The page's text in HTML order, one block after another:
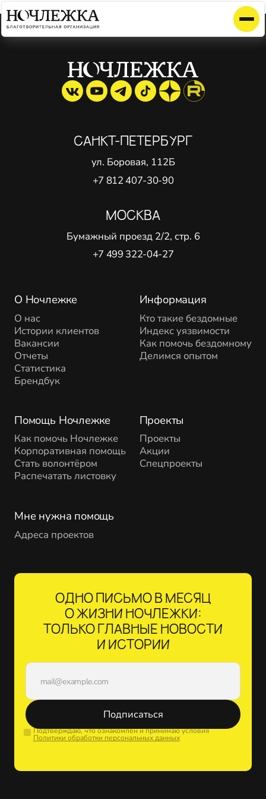
Элемент не найден!
О Ночлежке
О нас
Истории клиентов
Вакансии
Отчеты
Статистика
Брендбук
Помощь Ночлежке
Как помочь Ночлежке
Корпоративная помощь
Стать волонтёром
Распечатать листовку
Проекты
Проекты
Акции
Спецпроекты
Информация
Кто такие бездомные
Индекс уязвимости
Как помочь бездомному
Делимся опытом
Мне нужна помощь
Адреса проектов
САНКТ-ПЕТЕРБУРГ
ул. Боровая, 112Б
+7 812 407-30-90
МОСКВА
Бумажный проезд 2/2, стр. 6
+7 499 322-04-27
ОДНО ПИСЬМО В МЕСЯЦ
О ЖИЗНИ НОЧЛЕЖКИ:
ТОЛЬКО ГЛАВНЫЕ НОВОСТИ
И ИСТОРИИ
Подписаться
Подтверждаю, что ознакомлен и принимаю условия
Политики обработки персональных данных